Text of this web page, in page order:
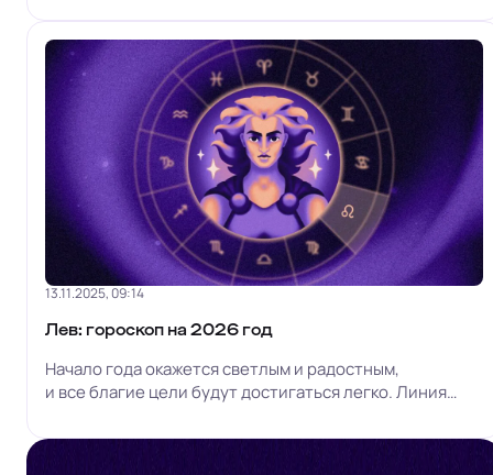
в любви, работе и в решениях, которые вы
откладывали. Август продолжает эту тему....
13.11.2025, 09:14
Лев: гороскоп на 2026 год
Начало года окажется светлым и радостным,
и все благие цели будут достигаться легко. Линия
для вас всегда и везде горит зелёный свет. Цели